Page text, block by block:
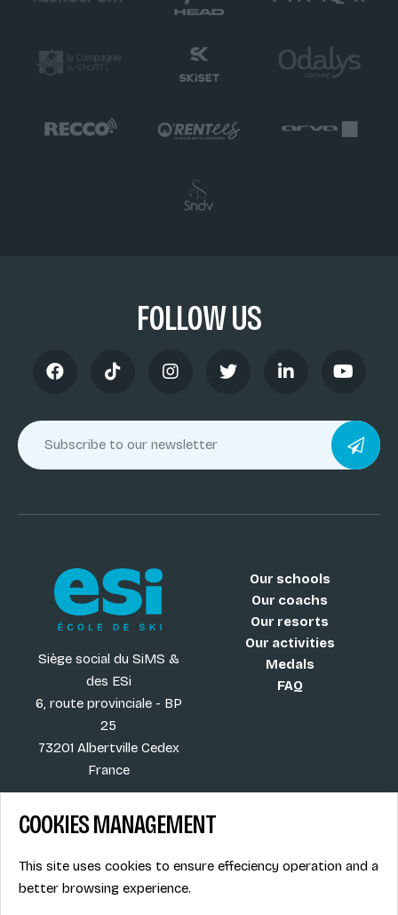
FOLLOW US
Siège social du SiMS &
des ESi
6, route provinciale - BP
25
73201 Albertville Cedex
France
Our schools
Our coachs
Our resorts
Our activities
Medals
FAQ
More
Job offers
Legal info
COOKIES MANAGEMENT
This site uses cookies to ensure effeciency operation and a
better browsing experience.